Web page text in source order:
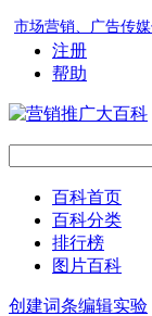
市场营销、广告传
注册
帮助
百科首页
百科分类
排行榜
图片百科
创建词条编辑实验